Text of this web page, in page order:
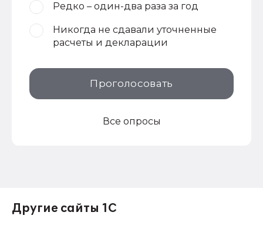
Редко – один-два раза за год
Никогда не сдавали уточненные
расчеты и декларации
Проголосовать
Все опросы
Другие сайты 1С